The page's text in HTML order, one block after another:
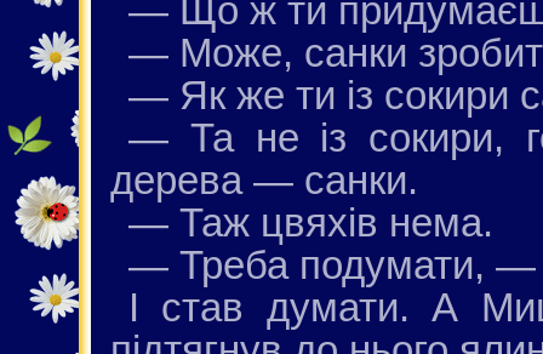
— Що ж ти
— Може, санки
— Як же ти із сокири
— Та не із сокири,
дерева — санки.
— Таж цвяхів нема.
— Треба подумати, —
І став думати. А